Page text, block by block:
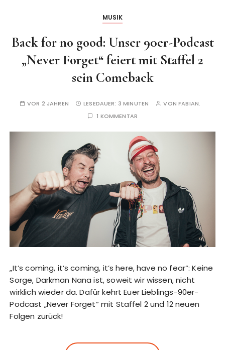
MUSIK
Back for no good: Unser 90er-Podcast
„Never Forget“ feiert mit Staffel 2
sein Comeback
VOR 2 JAHREN LESEDAUER: 3 MINUTEN VONFABIAN.
1 KOMMENTAR
„It’s coming, it’s coming, it’s here, have no fear“: Keine
Sorge, Darkman Nana ist, soweit wir wissen, nicht
wirklich wieder da. Dafür kehrt Euer Lieblings-90er-
Podcast „Never Forget“ mit Staffel 2 und 12 neuen
Folgen zurück!